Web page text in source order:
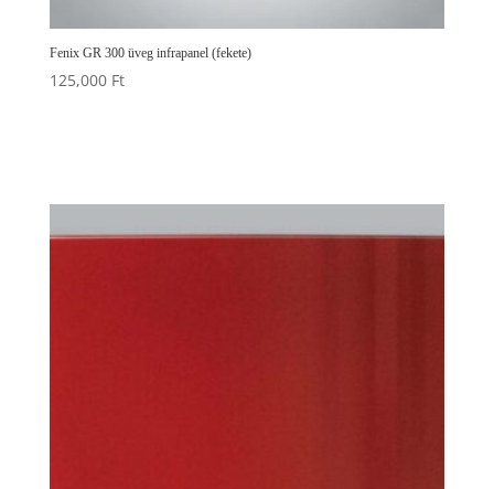
Fenix GR 300 üveg infrapanel (fekete)
125,000 Ft